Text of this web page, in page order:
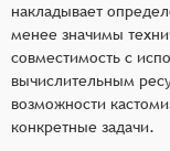
накладывает
менее значимы
совместимость с
вычислительным
возможности
конкретные задачи.